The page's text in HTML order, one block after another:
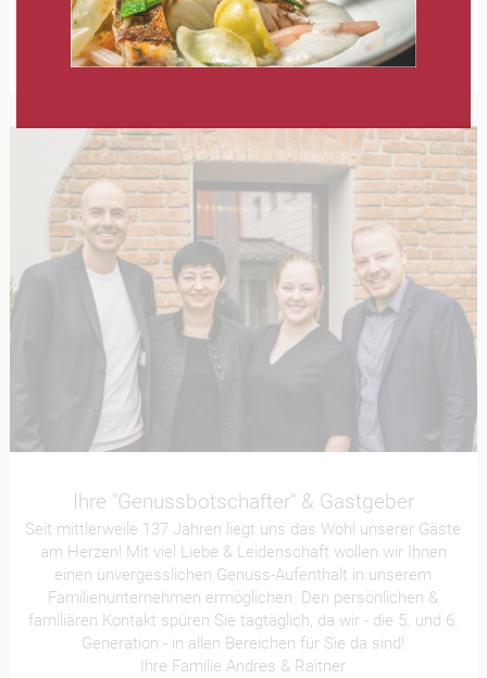
Ihre "Genussbotschafter" & Gastgeber
Seit mittlerweile 137 Jahren liegt uns das Wohl unserer Gäste
am Herzen! Mit viel Liebe & Leidenschaft wollen wir Ihnen
einen unvergesslichen Genuss-Aufenthalt in unserem
Familienunternehmen ermöglichen. Den persönlichen &
familiären Kontakt spüren Sie tagtäglich, da wir - die 5. und 6.
Generation - in allen Bereichen für Sie da sind!
Ihre Familie Andres & Raitner